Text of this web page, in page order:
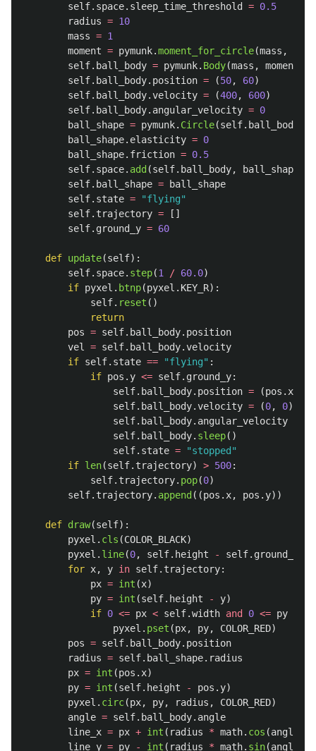
self. space. sleep_time_threshold = 0.5
radius = 10
mass = 1
moment = pymunk.moment_for_circle(mass ,
self. ball_body = pymunk. Body(mass , moment
self. ball_body. position = (50, 60)
self. ball_body.velocity = (400, 600)
self. ball_body. angular_velocity = 0
ball_shape = pymunk. Circle(self. ball_body
ball_shape. elasticity = 0
ball_shape. friction = 0.5
self. space. add (self. ball_body, ball_shape
self. ball_shape =
ball_shape
self. state = "flying"
self. trajectory =
[]
self. ground_y = 60
def update(self):
self. space. step(1 / 60.0)
if pyxel . btnp(pyxel . KEY_R):
self. reset ()
return
pos = self. ball_body. position
vel
= self. ball_body.velocity
if self. state == "flying" :
if pos . y <= self. ground_y:
self. ball_body. position = (pos . x
self. ball_body.velocity = (0, 0)
self. ball_body. angular_velocity
self. ball_body. sleep()
self. state = "stopped "
if len(self. trajectory) > 500:
self. trajectory. pop(0)
self. trajectory. append ((pos . x, pos . y))
def draw(self):
pyxel . cls (COLOR_BLACK)
pyxel . line(0, self. height - self. ground_y
for x, y in self. trajectory:
px = int (x)
py = int (self. height - y)
if 0 <= px < self.width and 0 <= py
pyxel . pset (px, py, COLOR_RED)
pos = self. ball_body. position
radius = self. ball_shape. radius
px = int (pos . x)
py = int (self. height - pos . y)
pyxel . circ(px, py, radius , COLOR_RED)
angle = self. ball_body. angle
line_x = px + int ( radius * math. cos (angle
line_y = py - int ( radius * math. sin(angle